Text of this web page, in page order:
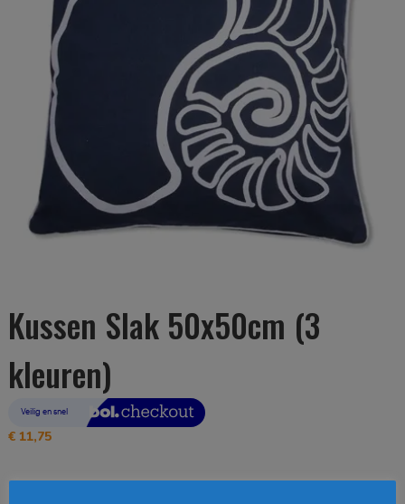
Kussen Slak 50x50cm (3
kleuren)
€11,75